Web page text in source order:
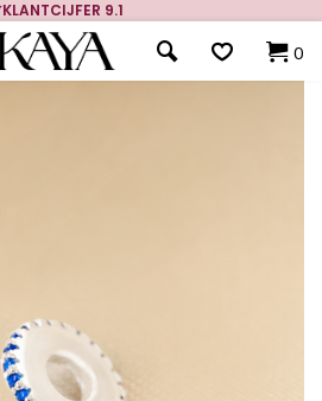
KLANTCIJFER 9.1
0